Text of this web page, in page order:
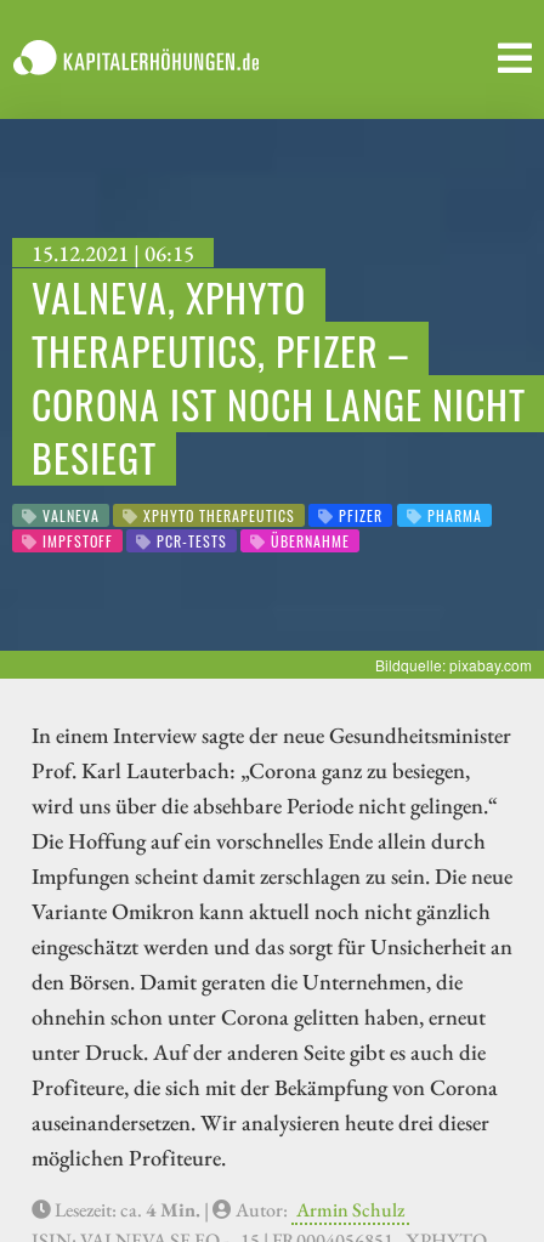
15.12.2021 | 06:15
VALNEVA, XPHYTO
THERAPEUTICS, PFIZER –
CORONA IST NOCH LANGE NICHT
BESIEGT
VALNEVA XPHYTO THERAPEUTICS PFIZER
PHARMA
IMPFSTOFF
PCR-TESTS ÜBERNAHME
Bildquelle: pixabay.com
In einem Interview sagte der neue Gesundheitsminister
Prof. Karl Lauterbach: „Corona ganz zu besiegen,
wird uns über die absehbare Periode nicht gelingen.“
Die Hoffung auf ein vorschnelles Ende allein durch
Impfungen scheint damit zerschlagen zu sein. Die neue
Variante Omikron kann aktuell noch nicht gänzlich
eingeschätzt werden und das sorgt für Unsicherheit an
den Börsen. Damit geraten die Unternehmen, die
ohnehin schon unter Corona gelitten haben, erneut
unter Druck. Auf der anderen Seite gibt es auch die
Profiteure, die sich mit der Bekämpfung von Corona
auseinandersetzen. Wir analysieren heute drei dieser
möglichen Profiteure.
Lesezeit: ca.4 Min. | Autor: Armin Schulz